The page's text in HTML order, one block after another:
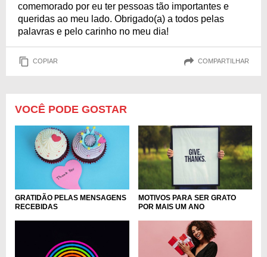
comemorado por eu ter pessoas tão importantes e
queridas ao meu lado. Obrigado(a) a todos pelas
palavras e pelo carinho no meu dia!
COPIAR COMPARTILHAR
VOCÊ PODE GOSTAR
GRATIDÃO PELAS MENSAGENS
RECEBIDAS
MOTIVOS PARA SER GRATO
POR MAIS UM ANO